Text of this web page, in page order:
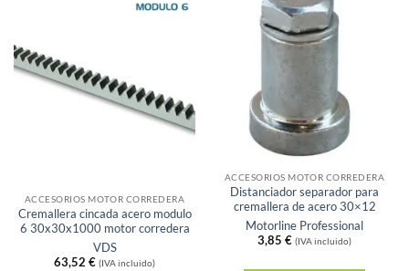
ACCESORIOS MOTOR CORREDERA
Cremallera cincada acero modulo
6 30x30x1000 motor corredera
VDS
63,52 € (IVA incluido)
ACCESORIOS MOTOR CORREDERA
Distanciador separador para
cremallera de acero 30×12
Motorline Professional
3,85 € (IVA incluido)